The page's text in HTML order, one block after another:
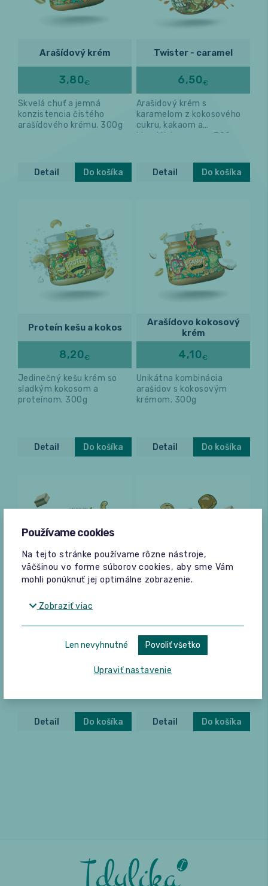
Arašídový krém
3,80€
Skvelá chuť a jemná
konzistencia čistého
arašídového krému. 300g
Detail Do košíka
Twister - caramel
6,50€
Arašidový krém s
karamelom z kokosového
cukru, kakaom a
himalájskou soľou. 300g
Detail Do košíka
Proteín kešu a kokos
8,20€
Jedinečný kešu krém so
sladkým kokosom a
proteínom. 300g
Detail Do košíka
Arašídovo kokosový
krém
4,10€
Unikátna kombinácia
arašidov s kokosovým
krémom. 300g
Detail Do košíka
Taste Box 6x30 g
7,80
To pravé riešenie keď si
Detail Do košíka
7,80
To pravé riešenie keď si
6 x 30g
Detail Do košíka
Používame cookies
Na tejto stránke používame rôzne nástroje,
väčšinou vo forme súborov cookies, aby sme Vám
mohli ponúknuť jej optimálne zobrazenie.
Zobraziť viac
Len nevyhnutné Povoliť všetko
Upraviť nastavenie